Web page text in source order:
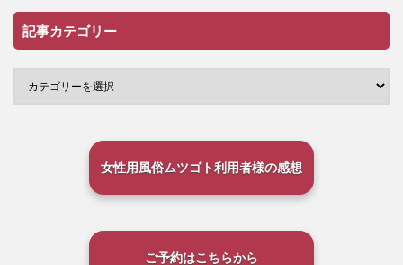
記事カテゴリー
女性用風俗ムツゴト利用者様の感想
ご予約はこちらから